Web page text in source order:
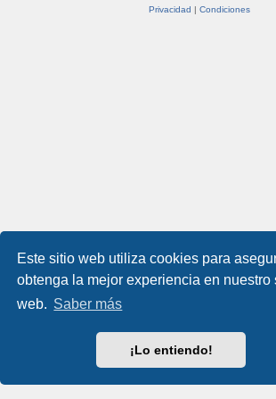
Este sitio web utiliza cookies para
obtenga la mejor experiencia en nuestro
web. Saber más
¡Lo entiendo!
Privacidad | Condiciones